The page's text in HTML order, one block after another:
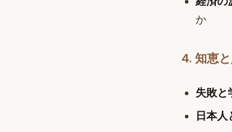
か
4. 知恵
失敗と
日本